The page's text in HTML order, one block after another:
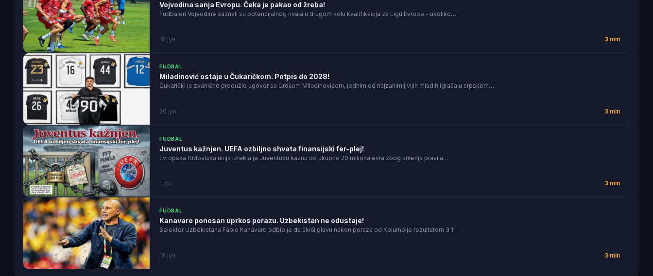
Vojvodina sanja Evropu. Čeka je pakao od žreba!
Fudbaleri Vojvodine saznali su potencijalnog rivala u drugom kolu kvalifikacija za Ligu Evrope - ukoliko…
18 јун 3 min
FUDBAL
Miladinović ostaje u Čukaričkom. Potpis do 2028!
Čukarički je zvanično produžio ugovor sa Urošem Miladinovićem, jednim od najzanimljivijih mladih igrača u srpskom…
20 јун 3 min
FUDBAL
Juventus kažnjen. UEFA ozbiljno shvata finansijski fer-plej!
Evropska fudbalska unija izrekla je Juventusu kaznu od ukupno 20 miliona evra zbog kršenja pravila…
1 јул 3 min
FUDBAL
Kanavaro ponosan uprkos porazu. Uzbekistan ne odustaje!
Selektor Uzbekistana Fabio Kanavaro odbio je da skrši glavu nakon poraza od Kolumbije rezultatom 3:1…
18 јун 3 min